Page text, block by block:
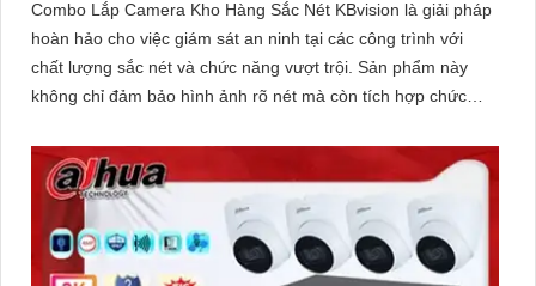
Combo Lắp Camera Kho Hàng Sắc Nét KBvision là giải pháp
hoàn hảo cho việc giám sát an ninh tại các công trình với
chất lượng sắc nét và chức năng vượt trội. Sản phẩm này
không chỉ đảm bảo hình ảnh rõ nét mà còn tích hợp chức
diện và chính xác hơn